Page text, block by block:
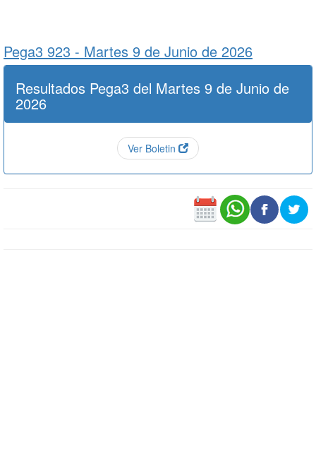
Pega3 923 - Martes 9 de Junio de 2026
Resultados Pega3 del Martes 9 de Junio de
2026
Ver Boletin